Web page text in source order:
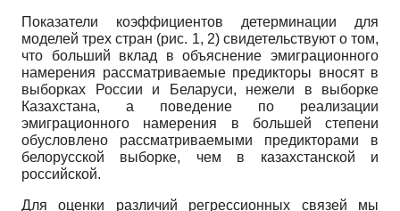
Показатели коэффициентов детерминации для
моделей трех стран (рис. 1, 2) свидетельствуют о том,
что больший вклад в объяснение эмиграционного
намерения рассматриваемые предикторы вносят в
выборках России и Беларуси, нежели в выборке
Казахстана, а поведение по реализации
эмиграционного намерения в большей степени
обусловлено рассматриваемыми предикторами в
белорусской выборке, чем в казахстанской и
российской.
Для оценки различий регрессионных связей мы